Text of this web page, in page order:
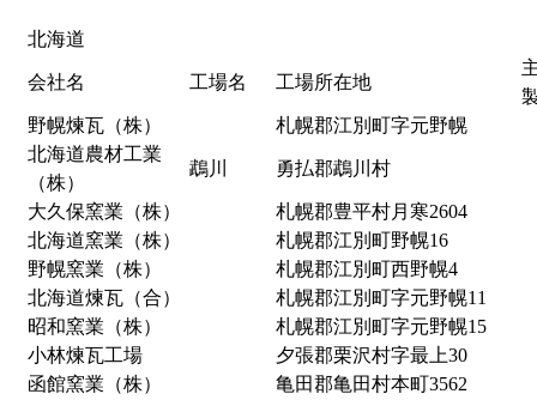
北海道
会社名 工場名 工場所在地
野幌煉瓦（株）
札幌郡江別町字元野幌
北海道農材工業
（株）
鵡川 勇払郡鵡川村
大久保窯業（株）
札幌郡豊平村月寒2604
北海道窯業（株）
札幌郡江別町野幌16
野幌窯業（株）
札幌郡江別町西野幌4
北海道煉瓦（合）
札幌郡江別町字元野幌11
昭和窯業（株）
札幌郡江別町字元野幌15
小林煉瓦工場
夕張郡栗沢村字最上30
函館窯業（株）
亀田郡亀田村本町3562